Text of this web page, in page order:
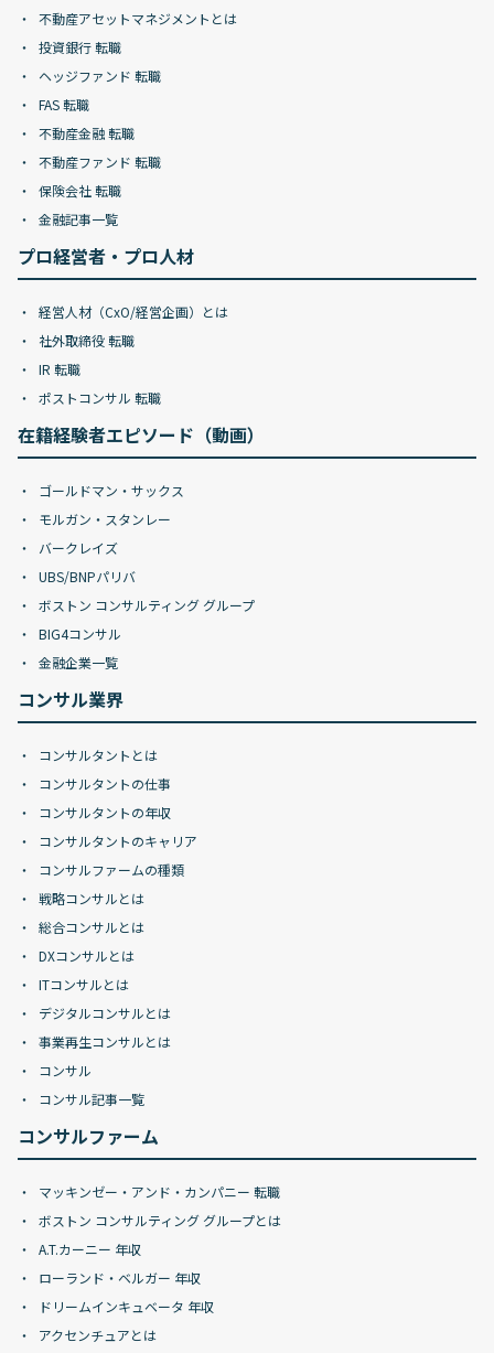
不動産アセットマネジメントとは
投資銀行 転職
ヘッジファンド 転職
FAS 転職
不動産金融 転職
不動産ファンド 転職
保険会社 転職
金融記事一覧
プロ経営者・プロ人材
経営人材（CxO/経営企画）とは
社外取締役 転職
IR 転職
ポストコンサル 転職
在籍経験者エピソード（動画）
ゴールドマン・サックス
モルガン・スタンレー
バークレイズ
UBS/BNPパリバ
ボストン コンサルティング グループ
BIG4コンサル
金融企業一覧
コンサル業界
コンサルタントとは
コンサルタントの仕事
コンサルタントの年収
コンサルタントのキャリア
コンサルファームの種類
戦略コンサルとは
総合コンサルとは
DXコンサルとは
ITコンサルとは
デジタルコンサルとは
事業再生コンサルとは
コンサル
コンサル記事一覧
コンサルファーム
マッキンゼー・アンド・カンパニー 転職
ボストン コンサルティング グループとは
A.T.カーニー 年収
ローランド・ベルガー 年収
ドリームインキュベータ 年収
アクセンチュアとは